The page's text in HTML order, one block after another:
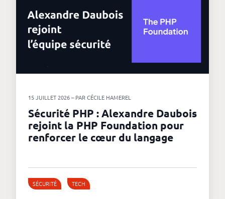
15 JUILLET 2026 – PAR CÉCILE HAMEREL
Sécurité PHP : Alexandre Daubois
rejoint la PHP Foundation pour
renforcer le cœur du langage
SÉCURITÉ TECH